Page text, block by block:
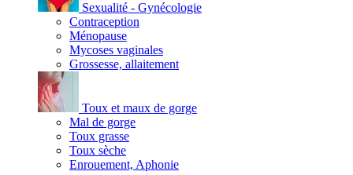
Sexualité - Gynécologie
Contraception
Ménopause
Mycoses vaginales
Grossesse, allaitement
Toux et maux de gorge
Mal de gorge
Toux grasse
Toux sèche
Enrouement, Aphonie